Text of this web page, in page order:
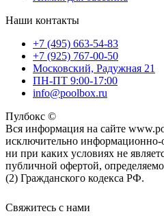
Наши контакты
+7 (495) 663-54-83
+7 (925) 767-00-50
Московский, Радужная 21
ПН-ПТ 9:00-17:00
info@poolbox.ru
Пулбокс ©
Вся информация на сайте
исключительно информационно-
ни при каких условиях не
публичной офертой,
(2) Гражданского кодекса РФ.
Свяжитесь с нами